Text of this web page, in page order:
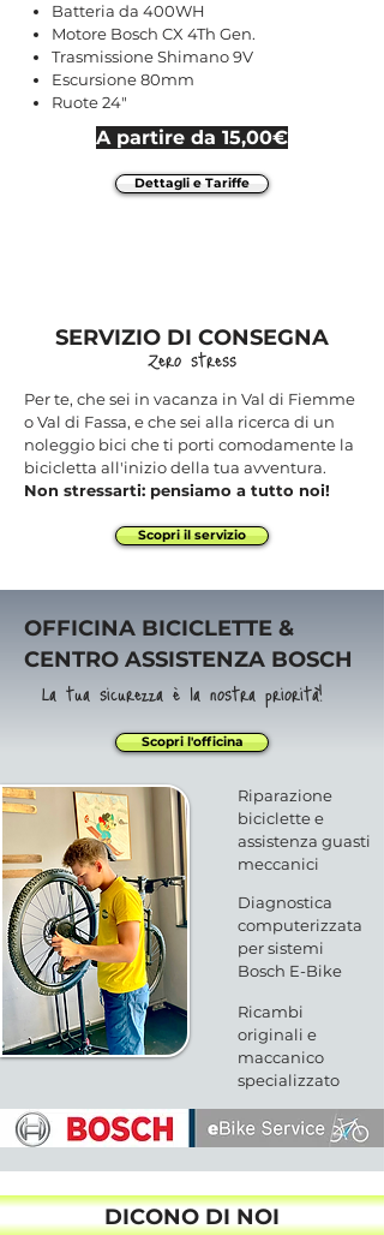
Batteria da 400WH
Motore Bosch CX 4Th Gen.
Trasmissione Shimano 9V
Escursione 80mm
Ruote 24"
A partire da 15,00€
Dettagli e Tariffe
SERVIZIO DI CONSEGNA
Zero stress
Per te, che sei in vacanza in Val di Fiemme
o Val di Fassa, e che sei alla ricerca di un
noleggio bici che ti porti comodamente la
bicicletta all'inizio della tua avventura.
Non stressarti: pensiamo a tutto noi!
Scopri il servizio
OFFICINA BICICLETTE &
CENTRO ASSISTENZA BOSCH
La tua sicurezza è la nostra priorità!
Scopri l'officina
Riparazione
biciclette e
assistenza guasti
meccanici
Diagnostica
computerizzata
per sistemi
Bosch E-Bike
Ricambi
originali e
maccanico
specializzato
DICONO DI NOI